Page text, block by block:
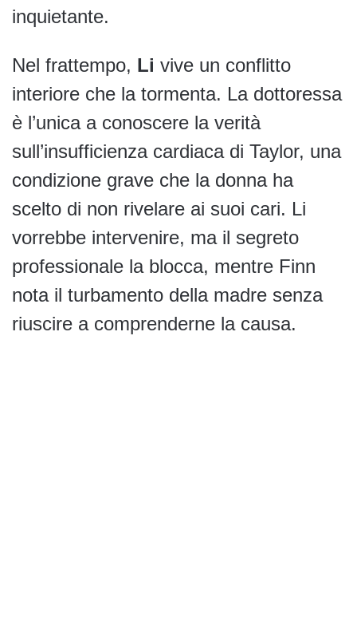
inquietante.
Nel frattempo, Li vive un conflitto
interiore che la tormenta. La dottoressa
è l’unica a conoscere la verità
sull’insufficienza cardiaca di Taylor, una
condizione grave che la donna ha
scelto di non rivelare ai suoi cari. Li
vorrebbe intervenire, ma il segreto
professionale la blocca, mentre Finn
nota il turbamento della madre senza
riuscire a comprenderne la causa.